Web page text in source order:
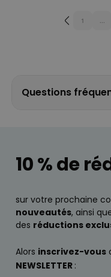
1 ...
Questions
10 % de
sur votre prochaine
nouveautés, ainsi
des réductions
Alors inscrivez-vous
NEWSLETTER :